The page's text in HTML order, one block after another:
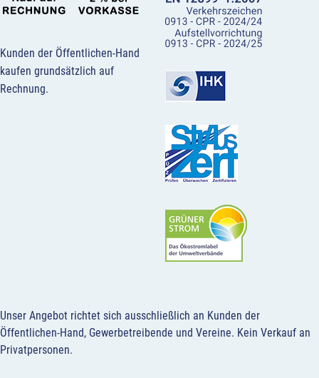
Kunden der Öffentlichen-Hand
kaufen grundsätzlich auf
Rechnung.
Unser Angebot richtet sich ausschließlich an Kunden der
Öffentlichen-Hand, Gewerbetreibende und Vereine. Kein Verkauf an
Privatpersonen.